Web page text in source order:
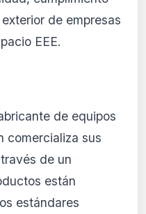
de empresas
EEE.
de equipos
comercializa sus
de un
están
estándares